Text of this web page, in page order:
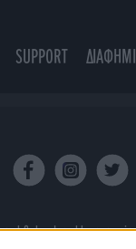
SUPPORT
& developed by